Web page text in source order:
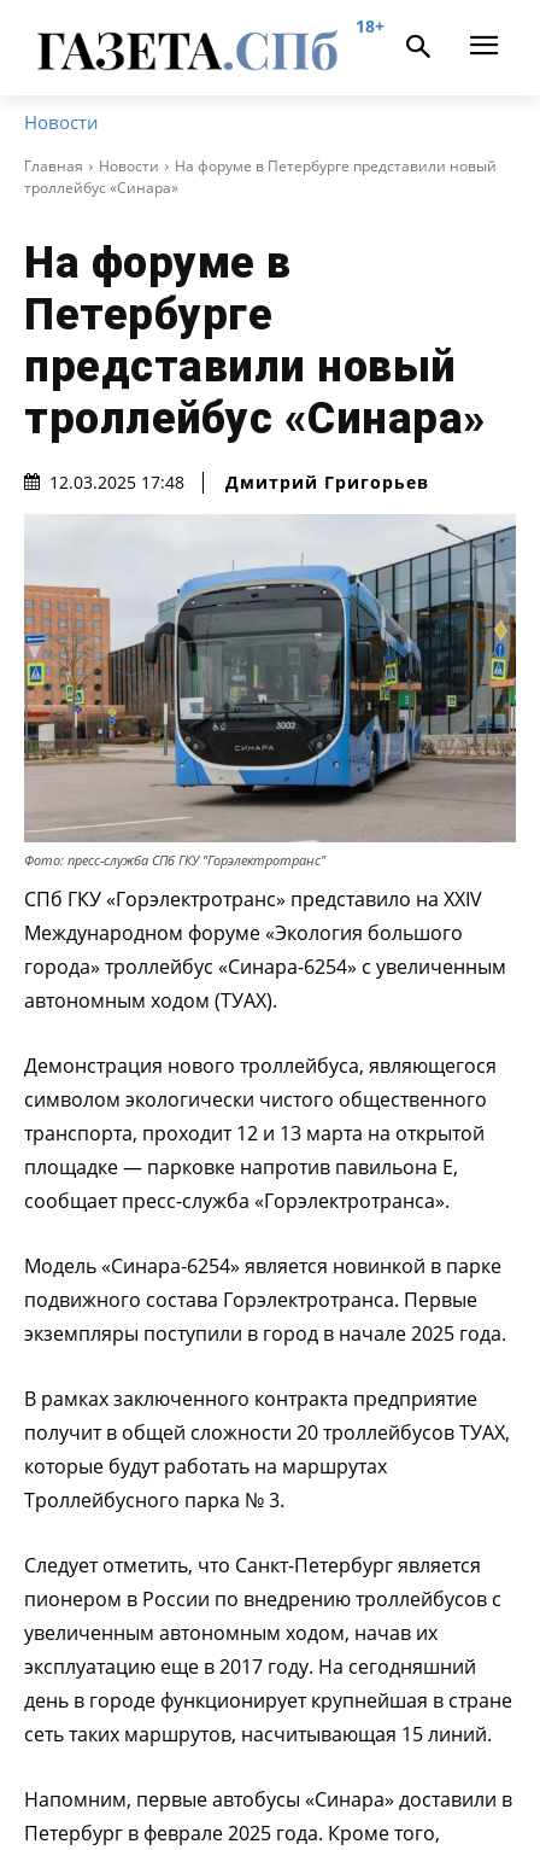
18+
Новости
Главная Новости
На форуме в Петербурге представили новый
троллейбус «Синара»
На форуме в
Петербурге
представили новый
троллейбус «Синара»
12.03.2025 17:48 Дмитрий Григорьев
Фото: пресс-служба СПб ГКУ "Горэлектротранс"
СПб ГКУ «Горэлектротранс» представило на XXIV
Международном форуме «Экология большого
города» троллейбус «Синара-6254» с увеличенным
автономным ходом (ТУАХ).
Демонстрация нового троллейбуса, являющегося
символом экологически чистого общественного
транспорта, проходит 12 и 13 марта на открытой
площадке — парковке напротив павильона E,
сообщает пресс-служба «Горэлектротранса».
Модель «Синара-6254» является новинкой в парке
подвижного состава Горэлектротранса. Первые
экземпляры поступили в город в начале 2025 года.
В рамках заключенного контракта предприятие
получит в общей сложности 20 троллейбусов ТУАХ,
которые будут работать на маршрутах
Троллейбусного парка № 3.
Следует отметить, что Санкт-Петербург является
пионером в России по внедрению троллейбусов с
увеличенным автономным ходом, начав их
эксплуатацию еще в 2017 году. На сегодняшний
день в городе функционирует крупнейшая в стране
сеть таких маршрутов, насчитывающая 15 линий.
Напомним, первые автобусы «Синара» доставили в
Петербург в феврале 2025 года. Кроме того,